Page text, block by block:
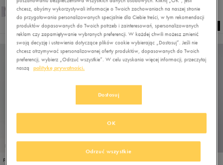
FILA SZORTY BRUNO FILA T-SHIRT TRAY
chcesz, abyśmy wykorzystywali informacje o Twoich zachowaniach na naszej stronie
do przygotowania personalizowanych specjalnie dla Ciebie treści, w tym rekomendacji
produktów dopasowanych do Twoich potrzeb i zainteresowań, spersonalizowanych
reklam czy zapamiętywanie wybranych preferencji. W każdej chwili możesz zmienić
swoją decyzję i ustawienia dotyczące plików cookie wybierając „Dostosuj”. Jeśli nie
chcesz otrzymywać spersonalizowanej oferty produktów, dopasowanych do Twoich
preferencji, wybierz „Odrzuć wszystkie”. W celu uzyskania więcej informacji, przeczytaj
naszą
politykę prywatności.
Dostosuj
Odrzuć wszystkie
OK